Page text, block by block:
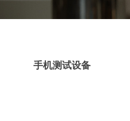
手机测试设备